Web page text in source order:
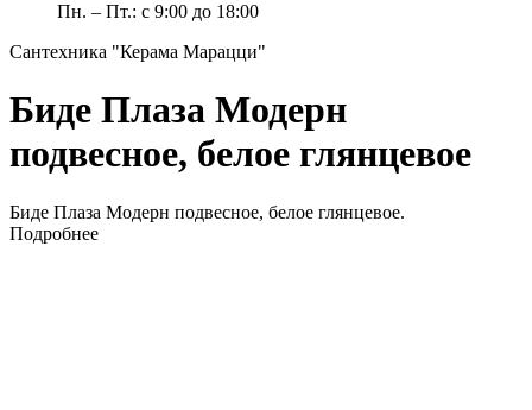
Пн. – Пт.: с 9:00 до 18:00
Сантехника "Керама Марацци"
Биде Плаза Модерн
подвесное, белое глянцевое
Биде Плаза Модерн подвесное, белое глянцевое.
Подробнее